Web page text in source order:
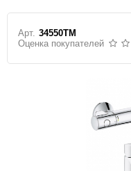
Арт. 34550TM
Оценка покупателей